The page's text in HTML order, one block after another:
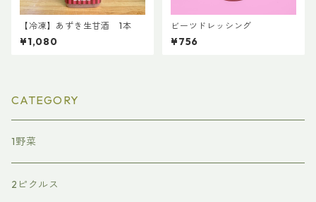
【冷凍】あずき生甘酒 1本
¥1,080
ビーツドレッシング
¥756
CATEGORY
1野菜
2ピクルス